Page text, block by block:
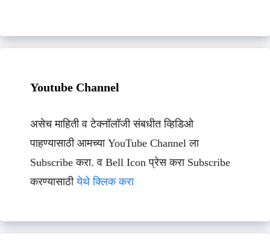
Youtube Channel
असेच माहिती व टेक्नॉलॉजी संबधीत व्हिडिओ
पाहण्यासाठी आमच्या YouTube Channel ला
Subscribe करा. व Bell Icon प्रेस करा Subscribe
करण्यासाठीयेथे क्लिक करा